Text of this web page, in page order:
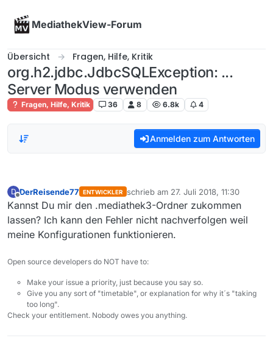
MediathekView-Forum
Übersicht Fragen, Hilfe, Kritik
org.h2.jdbc.JdbcSQLException: ...
Server Modus verwenden
Fragen, Hilfe, Kritik 36 8 6.8k 4
Anmelden zum Antworten
D
Offline
DerReisende77 ENTWICKLER schrieb am 27. Juli 2018, 11:30
zuletzt editiert von
Kannst Du mir den .mediathek3-Ordner zukommen
lassen? Ich kann den Fehler nicht nachverfolgen weil
meine Konfigurationen funktionieren.
Open source developers do NOT have to:
Make your issue a priority, just because you say so.
Give you any sort of "timetable", or explanation for why it´s "taking
too long".
Check your entitlement. Nobody owes you anything.